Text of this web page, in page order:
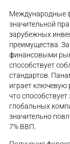
Международные
значительной
зарубежных
преимущества.
финансовыми
способствует
стандартов.
играет ключевую
что
глобальных
значительно
7% ВВП.